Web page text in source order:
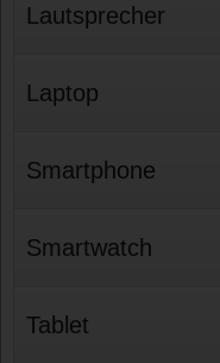
Lautsprecher
Laptop
Smartphone
Smartwatch
Tablet